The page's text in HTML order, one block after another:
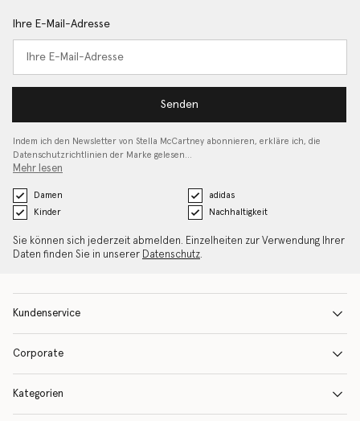
Ihre E-Mail-Adresse
Senden
Indem ich den Newsletter von Stella McCartney abonnieren, erkläre ich, die
Datenschutzrichtlinien der Marke gelesen…
Mehr lesen
Damen
adidas
Kinder
Nachhaltigkeit
Sie können sich jederzeit abmelden. Einzelheiten zur Verwendung Ihrer
Daten finden Sie in unserer Datenschutz.
Kundenservice
Corporate
Kategorien